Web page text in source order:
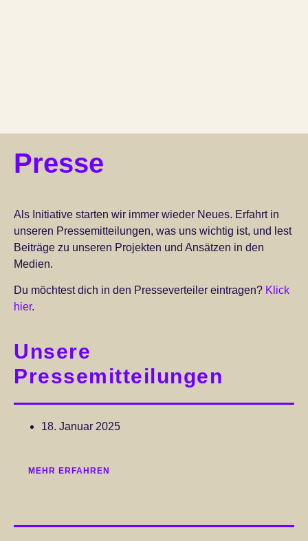
Presse
Als Initiative starten wir immer wieder Neues. Erfahrt in
unseren Pressemitteilungen, was uns wichtig ist, und lest
Beiträge zu unseren Projekten und Ansätzen in den
Medien.
Du möchtest dich in den Presseverteiler eintragen? Klick
hier.
Unsere
Pressemitteilungen
18. Januar 2025
MEHR ERFAHREN